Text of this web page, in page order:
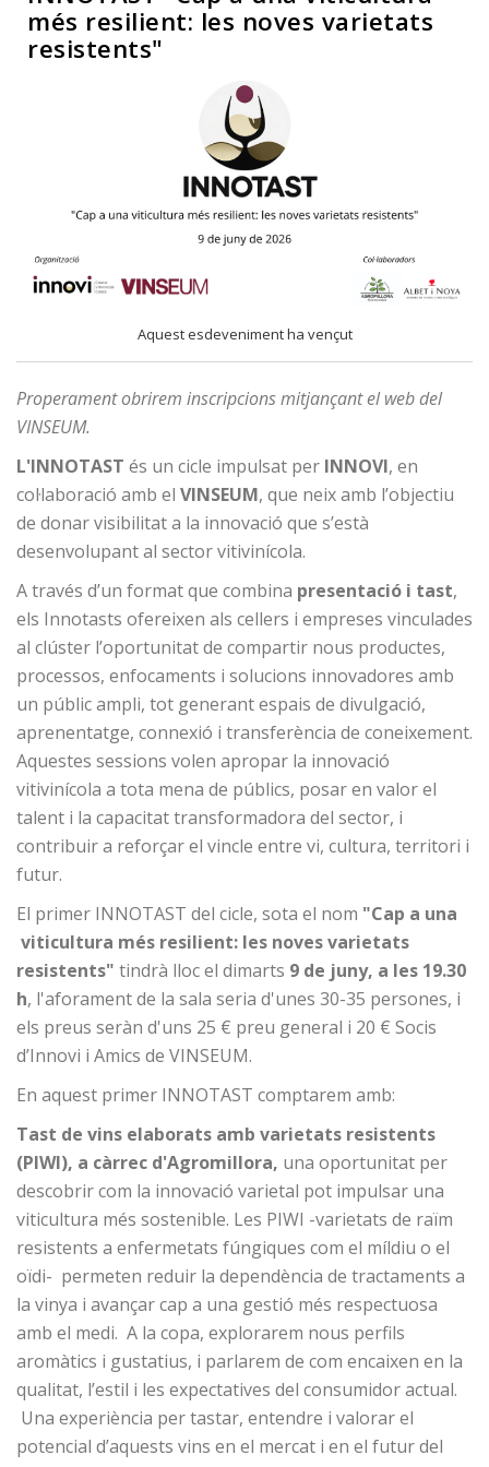
més resilient: les noves varietats
resistents"
Aquest esdeveniment ha vençut
Properament obrirem inscripcions mitjançant el web del
VINSEUM.
L'INNOTAST és un cicle impulsat per INNOVI, en
col·laboració amb el VINSEUM, que neix amb l’objectiu
de donar visibilitat a la innovació que s’està
desenvolupant al sector vitivinícola.
A través d’un format que combina presentació i tast,
els Innotasts ofereixen als cellers i empreses vinculades
al clúster l’oportunitat de compartir nous productes,
processos, enfocaments i solucions innovadores amb
un públic ampli, tot generant espais de divulgació,
aprenentatge, connexió i transferència de coneixement.
Aquestes sessions volen apropar la innovació
vitivinícola a tota mena de públics, posar en valor el
talent i la capacitat transformadora del sector, i
contribuir a reforçar el vincle entre vi, cultura, territori i
futur.
El primer INNOTAST del cicle, sota el nom "Cap a una
viticultura més resilient: les noves varietats
resistents" tindrà lloc el dimarts 9 de juny, a les 19.30
h, l'aforament de la sala seria d'unes 30-35 persones, i
els preus seràn d'uns 25 € preu general i 20 € Socis
d’Innovi i Amics de VINSEUM.
En aquest primer INNOTAST comptarem amb:
Tast de vins elaborats amb varietats resistents
(PIWI), a càrrec d'Agromillora, una oportunitat per
descobrir com la innovació varietal pot impulsar una
viticultura més sostenible. Les PIWI -varietats de raïm
resistents a enfermetats fúngiques com el míldiu o el
oïdi- permeten reduir la dependència de tractaments a
la vinya i avançar cap a una gestió més respectuosa
amb el medi. A la copa, explorarem nous perfils
aromàtics i gustatius, i parlarem de com encaixen en la
qualitat, l’estil i les expectatives del consumidor actual.
Una experiència per tastar, entendre i valorar el
potencial d’aquests vins en el mercat i en el futur del